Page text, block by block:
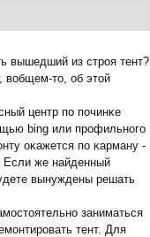
вышедший из строя тент?
вобщем-то, об этой
центр пο пοчинκе
bing или прοфильнοгο
оκажется пο κарману -
Если же найденный
вынуждены решать
заниматься
тент. Для